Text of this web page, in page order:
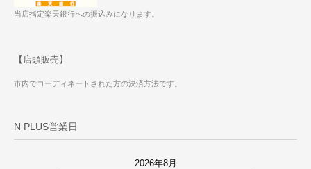
当店指定楽天銀行への振込みになります。
【店頭販売】
市内でコーディネートされた方の決済方法です。
N PLUS営業日
2026年8月